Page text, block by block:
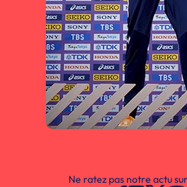
Ne ratez pas notre actu